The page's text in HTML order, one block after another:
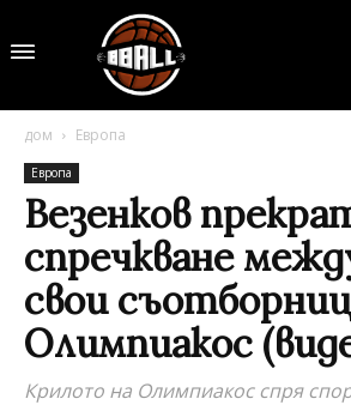
дом Европа
Европа
Везенков
спречкване
свои
Олимпиакос
Крилото на Олимпиакос спря